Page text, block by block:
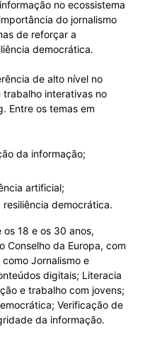
no ecossistema
do jornalismo
de reforçar a
democrática.
de alto nível no
trabalho interativas no
Entre os temas em
da informação;
artificial;
democrática.
18 e os 30 anos,
Conselho da Europa, com
Jornalismo e
digitais; Literacia
e trabalho com jovens;
Verificação de
da informação.